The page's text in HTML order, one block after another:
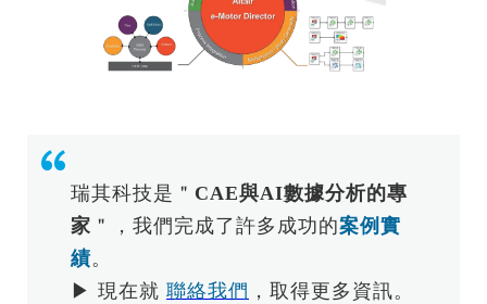
瑞其科技是＂ CAE與AI數據分析的專
家 ＂，我們完成了許多成功的案例實
績。
▶ 現在就 聯絡我們 ，取得更多資訊。